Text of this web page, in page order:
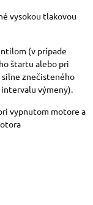
vysokou tlakovou
(v prípade
štartu alebo pri
znečisteného
výmeny).
vypnutom motore a